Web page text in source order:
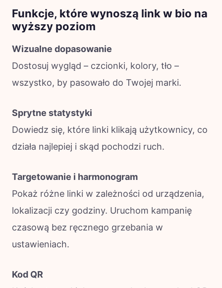
Funkcje, które wynoszą link w bio na
wyższy poziom
Wizualne dopasowanie
Dostosuj wygląd – czcionki, kolory, tło –
wszystko, by pasowało do Twojej marki.
Sprytne statystyki
Dowiedz się, które linki klikają użytkownicy, co
działa najlepiej i skąd pochodzi ruch.
Targetowanie i harmonogram
Pokaż różne linki w zależności od urządzenia,
lokalizacji czy godziny. Uruchom kampanię
czasową bez ręcznego grzebania w
ustawieniach.
Kod QR